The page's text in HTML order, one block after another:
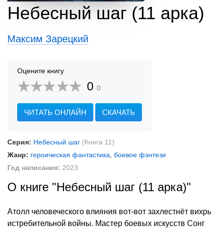
Небесный шаг (11 арка)
Максим Зарецкий
Оцените книгу
0 0
ЧИТАТЬ ОНЛАЙН СКАЧАТЬ
Серия: Небесный шаг (Книга 11)
Жанр: героическая фантастика, боевое фэнтези
Год написания: 2023
О книге "Небесный шаг (11 арка)"
Атолл человеческого влияния вот-вот захлестнёт вихрь
истребительной войны. Мастер боевых искусств Сонг